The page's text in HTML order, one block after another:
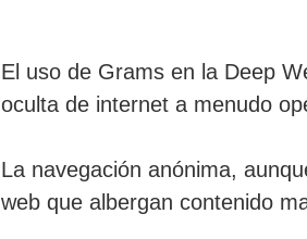
El uso de Grams en la Deep
oculta de internet a menudo
La navegación anónima,
web que albergan contenido